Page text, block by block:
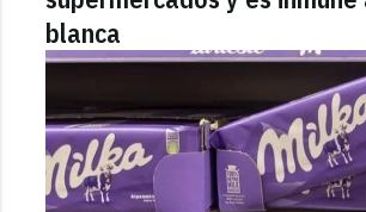
blanca